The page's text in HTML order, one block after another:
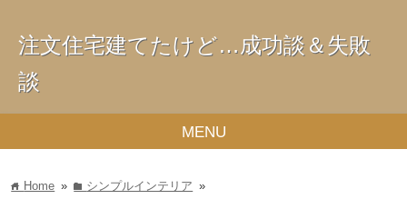
注文住宅建てたけど…成功談＆失敗
談
MENU
home Home » folder シンプルインテリア »